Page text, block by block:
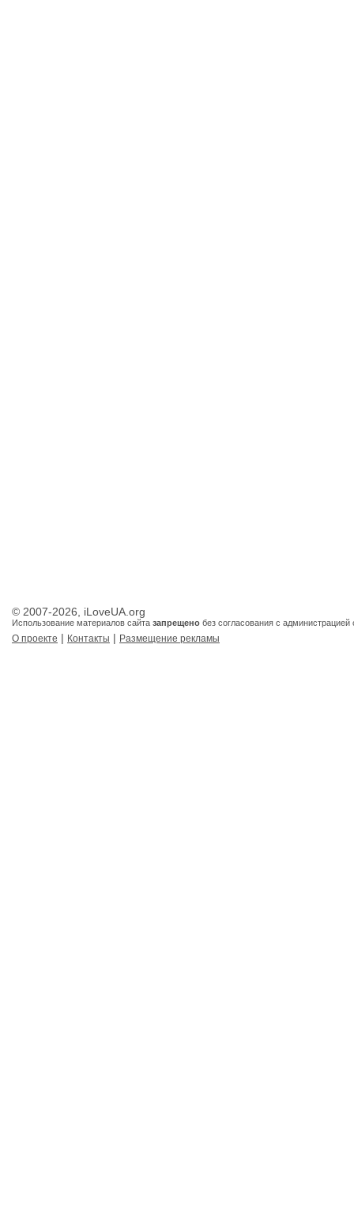
© 2007-2026, iLoveUA.org
Использование материалов сайта запрещено без согласования с администрацией
О проекте | Контакты | Размещение рекламы